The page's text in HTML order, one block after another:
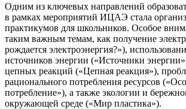
Одним из ключевых направлений
в рамках мероприятий ИЦАЭ стала
практикумов для школьников. Особое
таким важным темам, как получение
рождается электроэнергия?»),
источников энергии («Источники
цепных реакций («Цепная реакция»),
рационального потребления ресурсов
потребление»), а также экологии и
окружающей среде («Мир пластика»).